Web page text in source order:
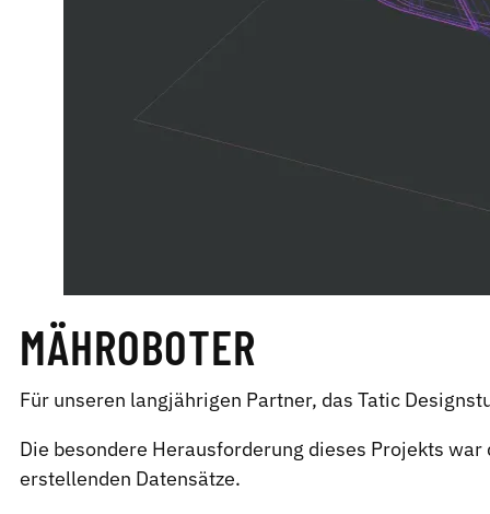
MÄHROBOTER
Für unseren langjährigen Partner, das Tatic
Die besondere Herausforderung dieses Projekts
erstellenden Datensätze.